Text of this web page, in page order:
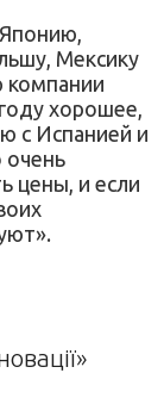
Мексику
компании
хорошее,
с Испанией и
очень
цены, и если